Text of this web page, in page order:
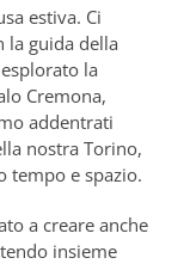
estiva. Ci
la guida della
la
Cremona,
addentrati
nostra Torino,
tempo e spazio.
a creare anche
insieme